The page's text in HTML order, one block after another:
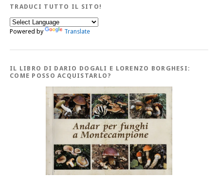
TRADUCI TUTTO IL SITO!
Powered by Translate
IL LIBRO DI DARIO DOGALI E LORENZO BORGHESI:
COME POSSO ACQUISTARLO?